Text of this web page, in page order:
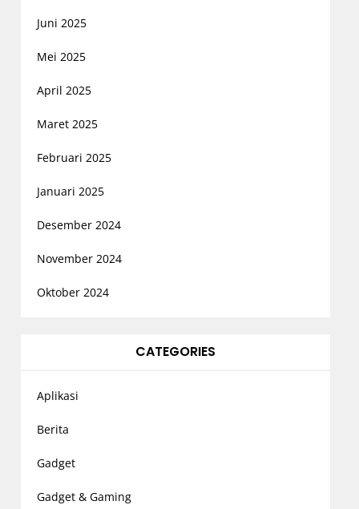
Juni 2025
Mei 2025
April 2025
Maret 2025
Februari 2025
Januari 2025
Desember 2024
November 2024
Oktober 2024
CATEGORIES
Aplikasi
Berita
Gadget
Gadget & Gaming